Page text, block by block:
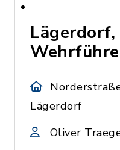
Lägerdorf
Oliver